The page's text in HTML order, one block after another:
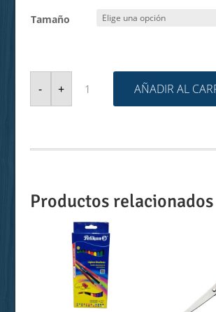
Tamaño
-
ESFERAS
ESPUMAFLEX
cantidad
+ AÑADIR AL
Productos relacionados